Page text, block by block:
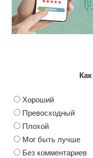
Хороший
Превосходный
Плохой
Мог быть лучше
Без комментариев